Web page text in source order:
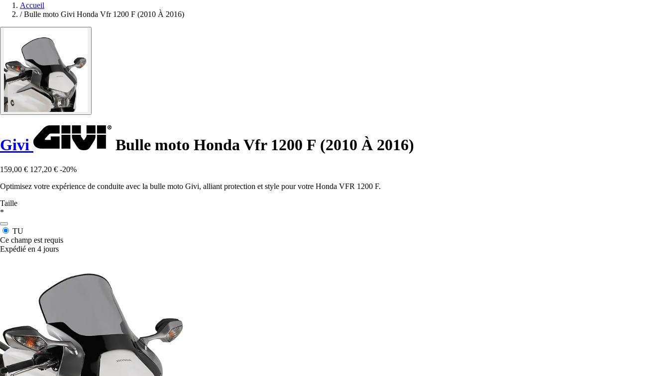
Accueil
/ Bulle moto Givi Honda Vfr 1200 F (2010 À 2016)
Givi Bulle moto Honda Vfr 1200 F (2010 À 2016)
159,00 € 127,20 € -20%
Optimisez votre expérience de conduite avec la bulle moto Givi, alliant protection et style pour votre Honda VFR 1200 F.
Taille
*
TU
Ce champ est requis
Expédié en 4 jours